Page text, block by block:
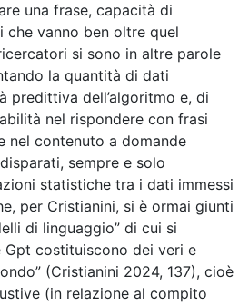
una frase, capacità di
che vanno ben oltre quel
si sono in altre parole
la quantità di dati
predittiva dell’algoritmo e, di
nel rispondere con frasi
nel contenuto a domande
sempre e solo
statistiche tra i dati immessi
per Cristianini, si è ormai giunti
di linguaggio” di cui si
Gpt costituiscono dei veri e
(Cristianini 2024, 137), cioè
(in relazione al compito